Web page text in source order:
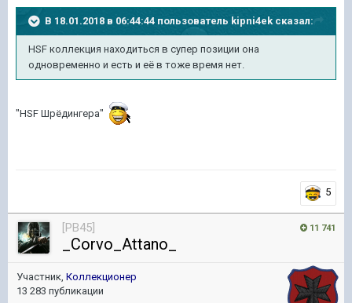
В 18.01.2018 в 06:44:44 пользователь kipni4ek сказал:
HSF коллекция находиться в супер позиции она
одновременно и есть и её в тоже время нет.
"HSF Шрёдингера"
5
11 741
[PB45]
_Corvo_Attano_
Участник, Коллекционер
13 283 публикации